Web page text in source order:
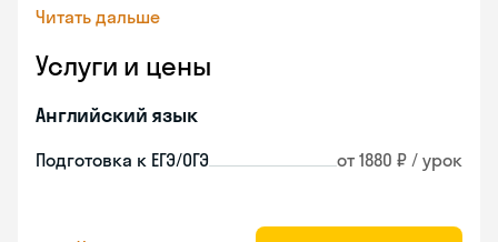
Читать дальше
Услуги и цены
Английский язык
Подготовка к ЕГЭ/ОГЭ от 1880 ₽ / урок